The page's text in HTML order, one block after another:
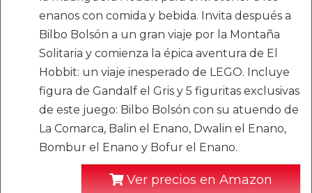
enanos con comida y bebida. Invita después a
Bilbo Bolsón a un gran viaje por la Montaña
Solitaria y comienza la épica aventura de El
Hobbit: un viaje inesperado de LEGO. Incluye
figura de Gandalf el Gris y 5 figuritas exclusivas
de este juego: Bilbo Bolsón con su atuendo de
La Comarca, Balin el Enano, Dwalin el Enano,
Bombur el Enano y Bofur el Enano.
Ver precios en Amazon